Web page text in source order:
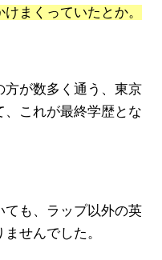
まくっていたとか。
方が数多く通う、東京
これが最終学歴とな
ても、ラップ以外の英
せんでした。